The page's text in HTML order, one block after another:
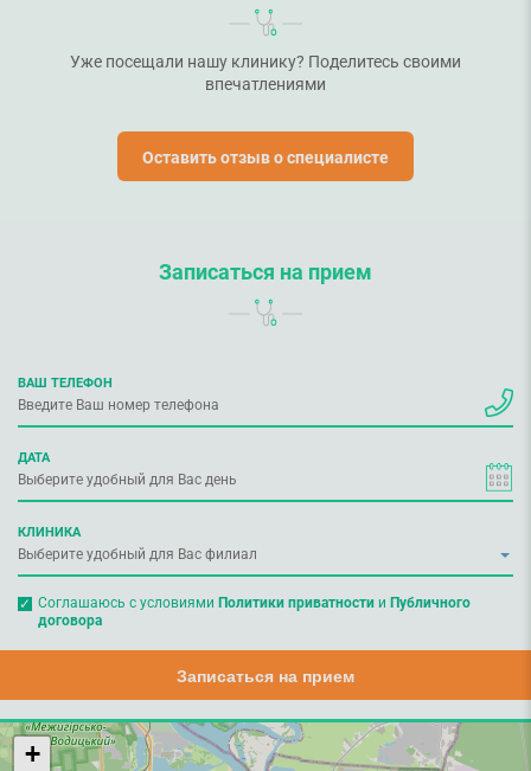
Уже посещали нашу клинику? Поделитесь своими
впечатлениями
Оставить отзыв о специалисте
Записаться на прием
ВАШ ТЕЛЕФОН
ДАТА
КЛИНИКА
Соглашаюсь с условиями Политики приватностии Публичного
договора
Записаться на прием
+